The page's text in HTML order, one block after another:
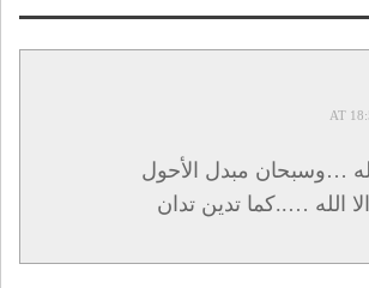
…وسبحان مبدل الأحول
الله …..كما تدين تدان